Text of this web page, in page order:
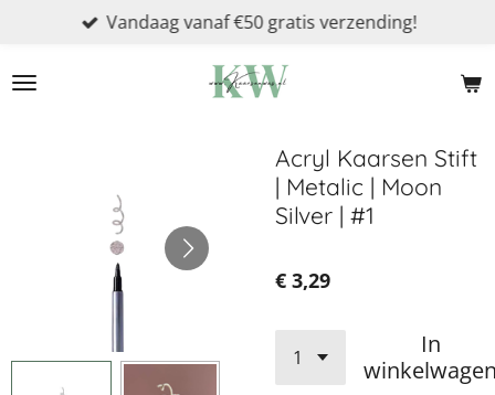
naar
Vandaag vanaf €50 gratis verzending!
Acryl Kaarsen Stift
| Metalic | Moon
Silver | #1
€ 3,29
In